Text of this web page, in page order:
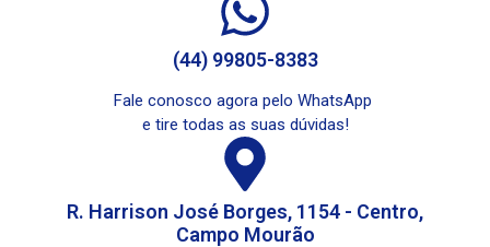
(44) 99805-8383
Fale conosco agora pelo WhatsApp
e tire todas as suas dúvidas!
R. Harrison José Borges, 1154 - Centro,
Campo Mourão